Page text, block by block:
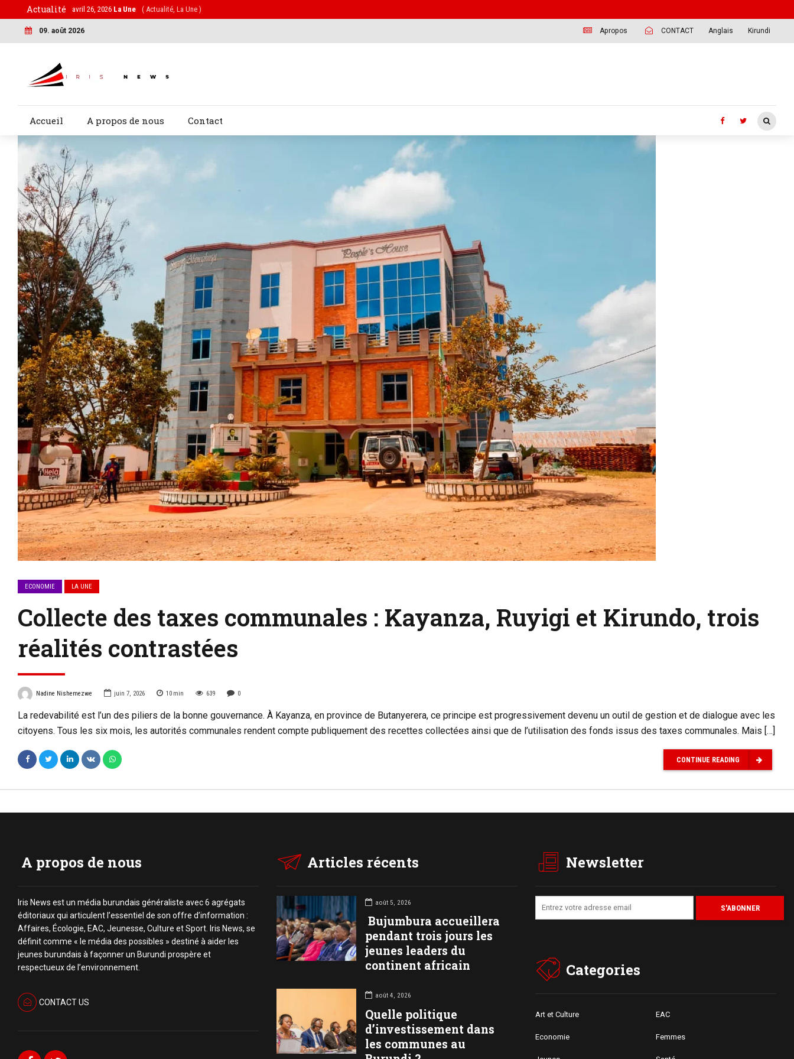
Actualité avril 26, 2026 La Une ( Actualité, La Une )
09. août 2026 Apropos CONTACT Anglais Kirundi
Accueil A propos de nous Contact
ECONOMIE LA UNE
Collecte des taxes communales : Kayanza, Ruyigi et Kirundo, trois
réalités contrastées
Nadine Nishemezwe juin 7, 2026 10 min 639 0
La redevabilité est l’un des piliers de la bonne gouvernance. À Kayanza, en province de Butanyerera, ce principe est progressivement devenu un outil de gestion et de dialogue avec les
citoyens. Tous les six mois, les autorités communales rendent compte publiquement des recettes collectées ainsi que de l’utilisation des fonds issus des taxes communales. Mais […]
CONTINUE READING
A propos de nous
Iris News est un média burundais généraliste avec 6 agrégats
éditoriaux qui articulent l’essentiel de son offre d’information :
Affaires, Écologie, EAC, Jeunesse, Culture et Sport. Iris News, se
définit comme « le média des possibles » destiné à aider les
jeunes burundais à façonner un Burundi prospère et
respectueux de l’environnement.
CONTACT US
Articles récents
août 5, 2026
Bujumbura accueillera
pendant trois jours les
jeunes leaders du
continent africain
août 4, 2026
Quelle politique
d’investissement dans
les communes au
Newsletter
Categories
Art et Culture EAC
Economie Femmes